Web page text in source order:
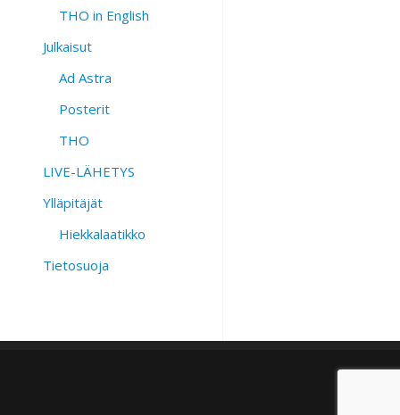
THO in English
Julkaisut
Ad Astra
Posterit
THO
LIVE-LÄHETYS
Ylläpitäjät
Hiekkalaatikko
Tietosuoja